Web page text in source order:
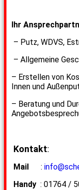
Ihr
– Putz, WDVS,
– Allgemeine
– Erstellen von
Innen und
– Beratung und
Kontakt:
Mail :
Handy : 01764 /